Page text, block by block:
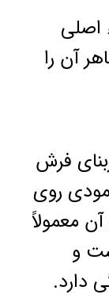
اصلی
آن را
فرش
روی
معمولاً
و
دارد.